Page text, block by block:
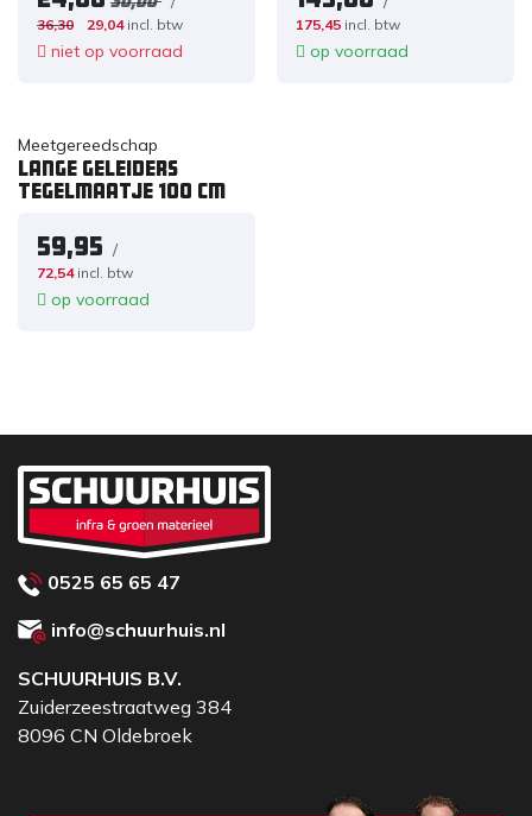
36,30 29,04 incl. btw
niet op voorraad
175,45 incl. btw
op voorraad
Meetgereedschap
Lange geleiders
tegelmaatje 100 cm
59,95 /
72,54 incl. btw
op voorraad
0525 65 65 47
info@schuurhuis.nl
SCHUURHUIS B.V.
Zuiderzeestraatweg 384
8096 CN Oldebroek